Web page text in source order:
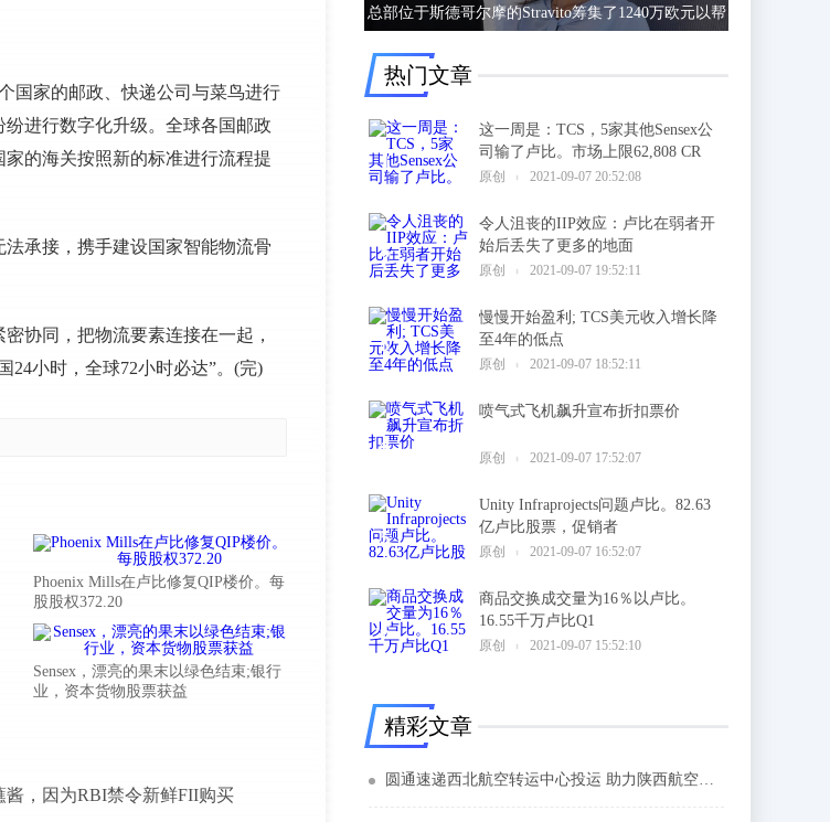
国家的邮政、快递公司与菜鸟进行
进行数字化升级。全球各国邮政
的海关按照新的标准进行流程提
承接，携手建设国家智能物流骨
协同，把物流要素连接在一起，
24小时，全球72小时必达”。(完)
Phoenix Mills在卢比修复QIP楼价。每
股股权372.20
Sensex，漂亮的果末以绿色结束;银行
业，资本货物股票获益
酱，因为RBI禁令新鲜FII购买
总部位于斯德哥尔摩的Stravito筹集了1240万欧元以帮
热门文章
这一周是：TCS，5家其他Sensex公
司输了卢比。市场上限62,808 CR
原创 2021-09-07 20:52:08
1
令人沮丧的IIP效应：卢比在弱者开
始后丢失了更多的地面
原创 2021-09-07 19:52:11
2
慢慢开始盈利; TCS美元收入增长降
至4年的低点
原创 2021-09-07 18:52:11
3
喷气式飞机飙升宣布折扣票价
原创 2021-09-07 17:52:07
4
Unity Infraprojects问题卢比。82.63
亿卢比股票，促销者
原创 2021-09-07 16:52:07
5
商品交换成交量为16％以卢比。
16.55千万卢比Q1
原创 2021-09-07 15:52:10
6
精彩文章
圆通速递西北航空转运中心投运 助力陕西航空物流枢纽建设